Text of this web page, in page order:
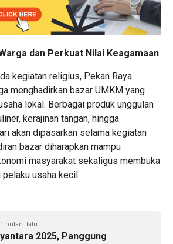
dan Perkuat Nilai Keagamaan
kegiatan religius, Pekan Raya
menghadirkan bazar UMKM yang
lokal. Berbagai produk unggulan
kerajinan tangan, hingga
akan dipasarkan selama kegiatan
bazar diharapkan mampu
masyarakat sekaligus membuka
usaha kecil.
bulan lalu
2025, Panggung